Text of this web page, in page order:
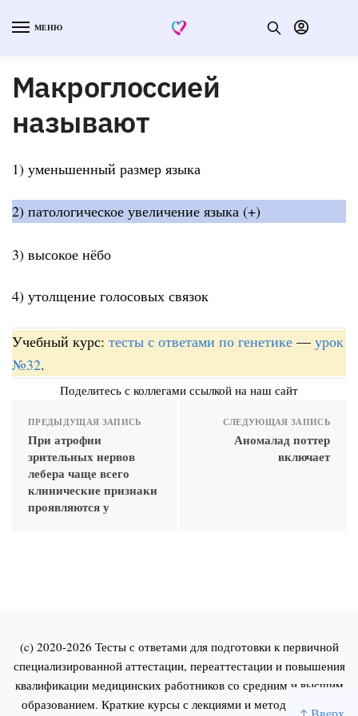
МЕНЮ
Макроглоссией
называют
1) уменьшенный размер языка
2) патологическое увеличение языка (+)
3) высокое нёбо
4) утолщение голосовых связок
Учебный курс: тесты с ответами по генетике — урок
№32.
Поделитесь с коллегами ссылкой на наш сайт
ПРЕДЫДУЩАЯ ЗАПИСЬ
При атрофии
зрительных нервов
лебера чаще всего
клинические признаки
проявляются у
СЛЕДУЮЩАЯ ЗАПИСЬ
Аномалад поттер
включает
(c) 2020-2026 Тесты с ответами для подготовки к первичной
специализированной аттестации, переаттестации и повышения
квалификации медицинских работников со средним и высшим
образованием. Краткие курсы с лекциями и методическими